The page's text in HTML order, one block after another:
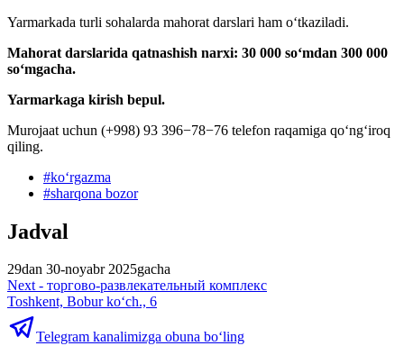
Yarmarkada turli sohalarda mahorat darslari ham o‘tkaziladi.
Mahorat darslarida qatnashish narxi: 30 000 soʻmdan 300 000
soʻmgacha.
Yarmarkaga kirish bepul.
Murojaat uchun (+998) 93 396−78−76 telefon raqamiga qoʻngʻiroq
qiling.
#koʻrgazma
#sharqona bozor
Jadval
29dan 30-noyabr 2025gacha
Next - торгово-развлекательный комплекс
Toshkent, Bobur ko‘ch., 6
Telegram kanalimizga obuna bo‘ling